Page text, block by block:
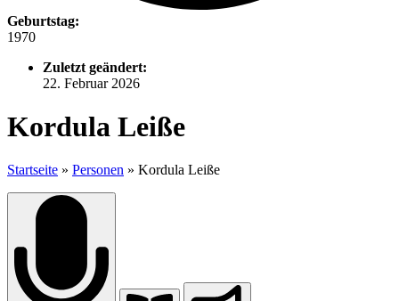
Geburtstag:
1970
Zuletzt geändert:
22. Februar 2026
Kordula Leiße
Startseite » Personen » Kordula Leiße